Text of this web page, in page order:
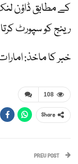
کے مطابق ڈاؤن
رینج کو سپورٹ
خبر کا ماخذ:
108
Share
PREV POST